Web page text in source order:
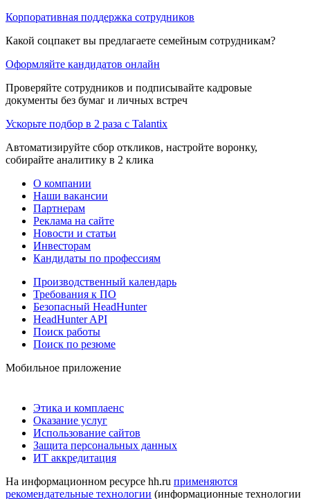
Корпоративная поддержка сотрудников
Какой соцпакет вы предлагаете семейным сотрудникам?
Оформляйте кандидатов онлайн
Проверяйте сотрудников и подписывайте кадровые
документы без бумаг и личных встреч
Ускорьте подбор в 2 раза с Talantix
Автоматизируйте сбор откликов, настройте воронку,
собирайте аналитику в 2 клика
О компании
Наши вакансии
Партнерам
Реклама на сайте
Новости и статьи
Инвесторам
Кандидаты по профессиям
Производственный календарь
Требования к ПО
Безопасный HeadHunter
HeadHunter API
Поиск работы
Поиск по резюме
Мобильное приложение
Этика и комплаенс
Оказание услуг
Использование сайтов
Защита персональных данных
ИТ аккредитация
На информационном ресурсе hh.ru применяются
рекомендательные технологии (информационные технологии